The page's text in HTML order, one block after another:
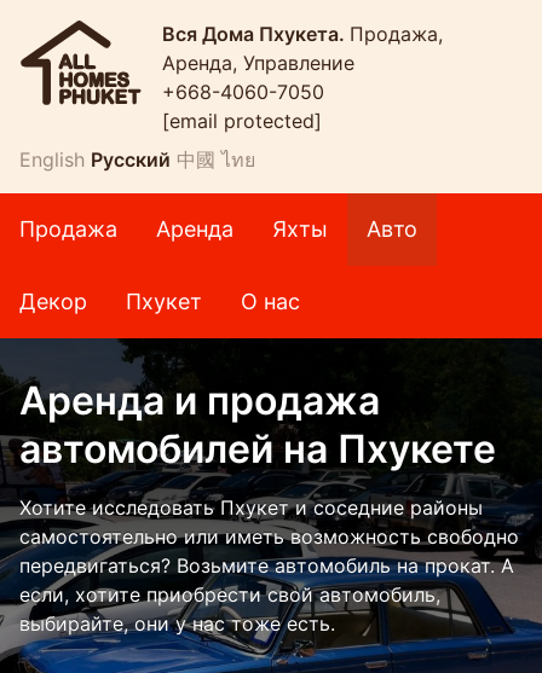
Вся Дома Пхукета. Продажа,
Аренда, Управление
+668-4060-7050
[email protected]
English Русский 中國 ไทย
Продажа Аренда Яхты Авто
Декор Пхукет О нас
Аренда и продажа
автомобилей на Пхукете
Хотите исследовать Пхукет и соседние районы
самостоятельно или иметь возможность свободно
передвигаться? Возьмите автомобиль на прокат. А
если, хотите приобрести свой автомобиль,
выбирайте, они у нас тоже есть.